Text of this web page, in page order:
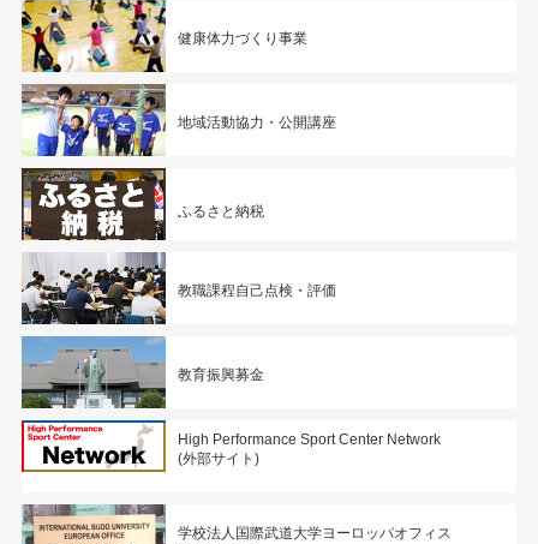
健康体力づくり事業
地域活動協力・公開講座
ふるさと納税
教職課程自己点検・評価
教育振興募金
High Performance Sport Center Network
(外部サイト)
学校法人国際武道大学ヨーロッパオフィス